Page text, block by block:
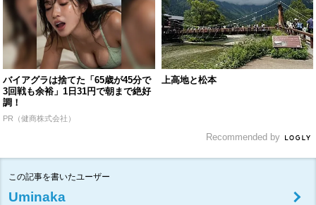
バイアグラは捨てた「65歳が45分で
3回戦も余裕」1日31円で朝まで絶好
調！
PR（健商株式会社）
上高地と松本
Recommended by
この記事を書いたユーザー
Uminaka